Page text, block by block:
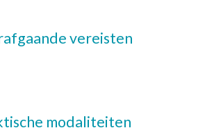
vereisten
modaliteiten